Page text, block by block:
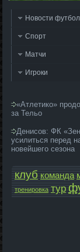
Новости
Спорт
Матчи
Игроки
«Атлетико»
за Тельо
Денисов: ФК
усилиться перед
новейшего сезона
клуб команда­
тренировка тур